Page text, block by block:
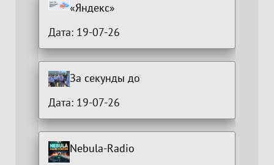
«Яндекс»
Дата: 19-07-26
За секунды до
Дата: 19-07-26
Nebula-Radio